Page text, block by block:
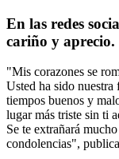
En las redes
cariño y aprecio.
"Mis corazones se
Usted ha sido nuestra
tiempos buenos y
lugar más triste sin ti
Se te extrañará
condolencias",